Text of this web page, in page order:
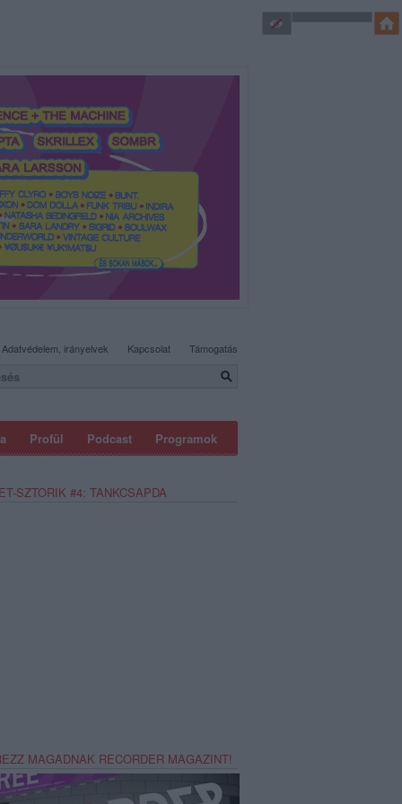
Profül Podcast Programok
Adatvédelem, irányelvek Kapcsolat Támogatás
SZTORIK #4: TANKCSAPDA
MAGADNAK RECORDER MAGAZINT!
SÜTI BEÁLLÍTÁSOK MÓDOSÍTÁSA